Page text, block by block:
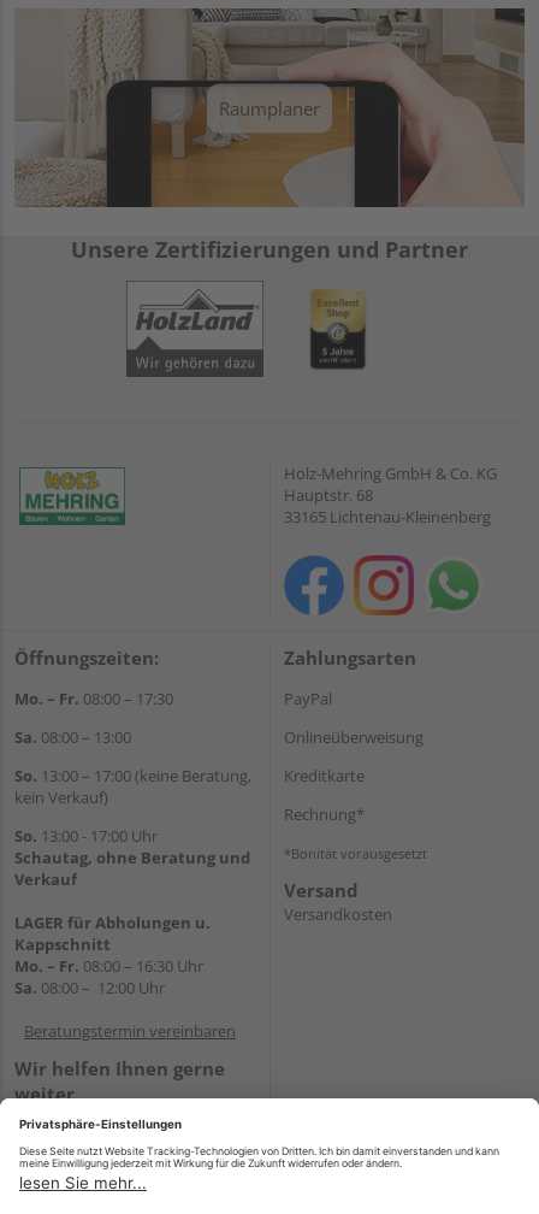
Raumplaner
Unsere Zertifizierungen und Partner
Holz-Mehring GmbH & Co. KG
Hauptstr. 68
33165 Lichtenau-Kleinenberg
Öffnungszeiten:
Mo. – Fr. 08:00 – 17:30
Sa. 08:00 – 13:00
So. 13:00 – 17:00 (keine Beratung,
kein Verkauf)
So. 13:00 - 17:00 Uhr
Schautag, ohne Beratung und
Verkauf
LAGER für Abholungen u.
Kappschnitt
Mo. – Fr. 08:00 – 16:30 Uhr
Sa. 08:00 – 12:00 Uhr
Beratungstermin vereinbaren
Wir helfen Ihnen gerne
weiter
Tel.:+49 5647 94660
WhatsApp
Zahlungsarten
PayPal
Onlineüberweisung
Kreditkarte
Rechnung*
*Bonität vorausgesetzt
Versand
Versandkosten